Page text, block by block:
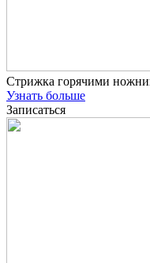
Стрижка горячими
Узнать больше
Записаться